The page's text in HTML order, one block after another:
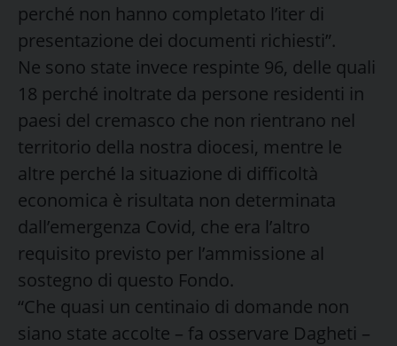
perché non hanno completato l’iter di
presentazione dei documenti richiesti”.
Ne sono state invece respinte 96, delle quali
18 perché inoltrate da persone residenti in
paesi del cremasco che non rientrano nel
territorio della nostra diocesi, mentre le
altre perché la situazione di difficoltà
economica è risultata non determinata
dall’emergenza Covid, che era l’altro
requisito previsto per l’ammissione al
sostegno di questo Fondo.
“Che quasi un centinaio di domande non
siano state accolte – fa osservare Dagheti –